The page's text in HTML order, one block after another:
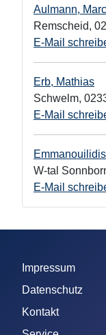
Aulmann, Marc
Remscheid,
E-Mail
Erb, Mathias
Schwelm,
E-Mail
W-tal
E-Mail
Impressum
Datenschutz
Kontakt